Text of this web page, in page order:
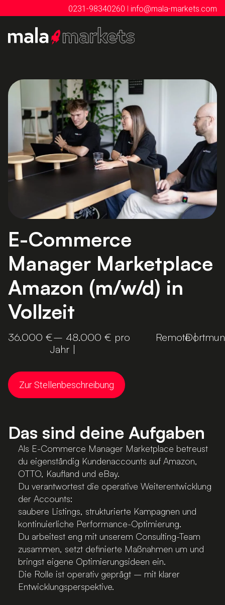
0231-98340260 I info@mala-markets.com
E-Commerce
Manager Marketplace
Amazon (m/w/d) in
Vollzeit
36.000 €– 48.000 € pro
Jahr |
Remote |
Zur Stellenbeschreibung
Das sind deine Aufgaben
Als E-Commerce Manager Marketplace betreust
du eigenständig Kundenaccounts auf Amazon,
OTTO, Kaufland und eBay.
Du verantwortest die operative Weiterentwicklung
der Accounts:
saubere Listings, strukturierte Kampagnen und
kontinuierliche Performance-Optimierung.
Du arbeitest eng mit unserem Consulting-Team
zusammen, setzt definierte Maßnahmen um und
bringst eigene Optimierungsideen ein.
Die Rolle ist operativ geprägt – mit klarer
Entwicklungsperspektive.